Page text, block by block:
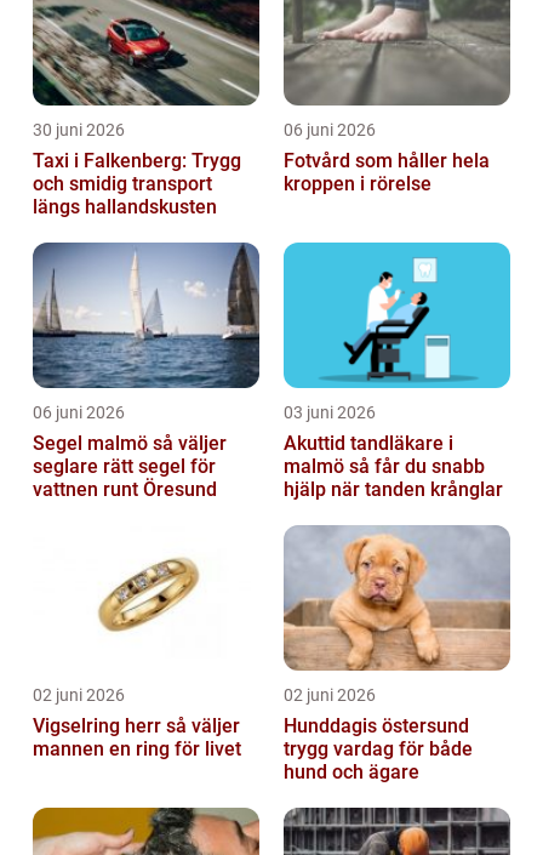
30 juni 2026
Taxi i Falkenberg: Trygg
och smidig transport
längs hallandskusten
06 juni 2026
Fotvård som håller hela
kroppen i rörelse
06 juni 2026
Segel malmö så väljer
seglare rätt segel för
vattnen runt Öresund
03 juni 2026
Akuttid tandläkare i
malmö så får du snabb
hjälp när tanden krånglar
02 juni 2026
Vigselring herr så väljer
mannen en ring för livet
02 juni 2026
Hunddagis östersund
trygg vardag för både
hund och ägare